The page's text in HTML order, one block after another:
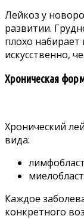
Лейкоз у
развитии.
плохо набирает
искусственно,
Хроническая
Хронический
вида:
Каждое
конкретного